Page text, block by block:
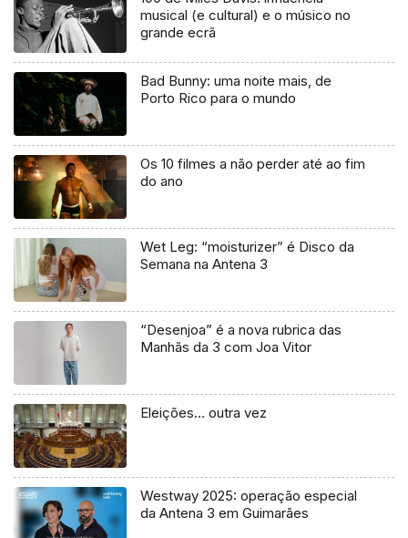
musical (e cultural) e o músico no
grande ecrã
Bad Bunny: uma noite mais, de
Porto Rico para o mundo
Os 10 filmes a não perder até ao fim
do ano
Wet Leg: “moisturizer” é Disco da
Semana na Antena 3
“Desenjoa” é a nova rubrica das
Manhãs da 3 com Joa Vitor
Eleições… outra vez
Westway 2025: operação especial
da Antena 3 em Guimarães